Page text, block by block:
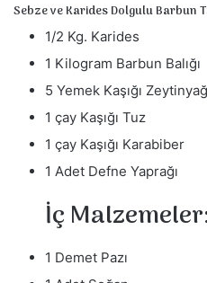
Sebze ve Karides Dolgulu Barbun
1/2 Kg. Karides
1 Kilogram Barbun Balığı
5 Yemek Kaşığı
1 çay Kaşığı Tuz
1 çay Kaşığı Karabiber
1 Adet Defne Yaprağı
İç Malzemeler:
1 Demet Pazı